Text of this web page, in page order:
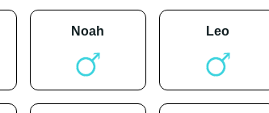
noah leo